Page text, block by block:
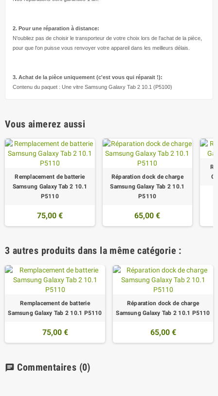
2. Pour une réparation à distance:
N'oubliez pas de choisir le transporteur de votre choix lors de l'achat de la pièce,
pour que l'on puisse vous renvoyer votre appareil dans les meilleurs délais.
3. Achat de la pièce uniquement (c'est vous qui réparait !):
Contenu du paquet : Une vitre Samsung Galaxy Tab 2 10.1 (P5100)
Vous aimerez aussi
Remplacement de batterie
Samsung Galaxy Tab 2 10.1
P5110
75,00 €
Réparation dock de charge
Samsung Galaxy Tab 2 10.1
P5110
65,00 €
3 autres produits dans la même catégorie :
Remplacement de batterie
Samsung Galaxy Tab 2 10.1 P5110
75,00 €
Réparation dock de charge
Samsung Galaxy Tab 2 10.1 P5110
65,00 €
chat Commentaires (0)